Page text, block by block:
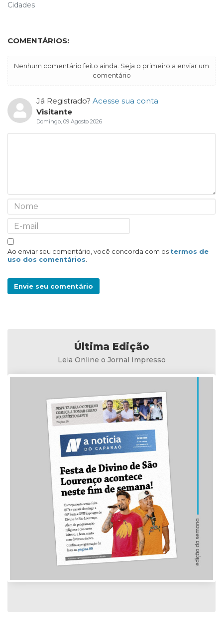
Cidades
COMENTÁRIOS:
Nenhum comentário feito ainda. Seja o primeiro a enviar um
comentário
Já Registrado? Acesse sua conta
Visitante
Domingo, 09 Agosto 2026
Ao enviar seu comentário, você concorda com os termos de
uso dos comentários
Envie seu comentário
Última Edição
Leia Online o Jornal Impresso